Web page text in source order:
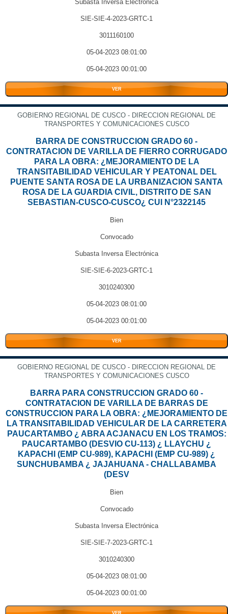
Subasta Inversa Electrónica
SIE-SIE-4-2023-GRTC-1
3011160100
05-04-2023 08:01:00
05-04-2023 00:01:00
VER
GOBIERNO REGIONAL DE CUSCO - DIRECCION REGIONAL DE
TRANSPORTES Y COMUNICACIONES CUSCO
BARRA DE CONSTRUCCION GRADO 60 -
CONTRATACION DE VARILLA DE FIERRO CORRUGADO
PARA LA OBRA: ¿MEJORAMIENTO DE LA
TRANSITABILIDAD VEHICULAR Y PEATONAL DEL
PUENTE SANTA ROSA DE LA URBANIZACION SANTA
ROSA DE LA GUARDIA CIVIL, DISTRITO DE SAN
SEBASTIAN-CUSCO-CUSCO¿ CUI N°2322145
Bien
Convocado
Subasta Inversa Electrónica
SIE-SIE-6-2023-GRTC-1
3010240300
05-04-2023 08:01:00
05-04-2023 00:01:00
VER
GOBIERNO REGIONAL DE CUSCO - DIRECCION REGIONAL DE
TRANSPORTES Y COMUNICACIONES CUSCO
BARRA PARA CONSTRUCCION GRADO 60 -
CONTRATACION DE VARILLA DE BARRAS DE
CONSTRUCCION PARA LA OBRA: ¿MEJORAMIENTO DE
LA TRANSITABILIDAD VEHICULAR DE LA CARRETERA
PAUCARTAMBO ¿ ABRA ACJANACU EN LOS TRAMOS:
PAUCARTAMBO (DESVIO CU-113) ¿ LLAYCHU ¿
KAPACHI (EMP CU-989), KAPACHI (EMP CU-989) ¿
SUNCHUBAMBA ¿ JAJAHUANA - CHALLABAMBA
(DESV
Bien
Convocado
Subasta Inversa Electrónica
SIE-SIE-7-2023-GRTC-1
3010240300
05-04-2023 08:01:00
05-04-2023 00:01:00
VER